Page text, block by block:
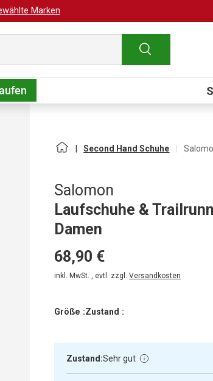
Marken
Suchen
Second Hand Schuhe
Salomon
Laufschuhe &
Damen
68,90 €
inkl. MwSt. , evtl. zzgl.Versandkosten
Größe :Zustand :
Zustand:Sehr gut